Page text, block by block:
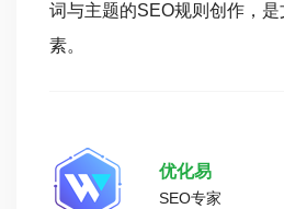
词与主题的SEO规则创作，
素。
优化易
SEO专家